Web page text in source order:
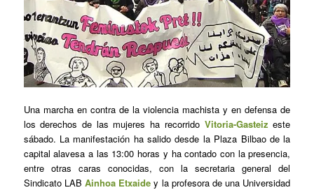
Una marcha en contra de la violencia machista y en defensa de
los derechos de las mujeres ha recorrido Vitoria-Gasteiz este
sábado. La manifestación ha salido desde la Plaza Bilbao de la
capital alavesa a las 13:00 horas y ha contado con la presencia,
entre otras caras conocidas, con la secretaria general del
Sindicato LAB Ainhoa Etxaide y la profesora de una Universidad